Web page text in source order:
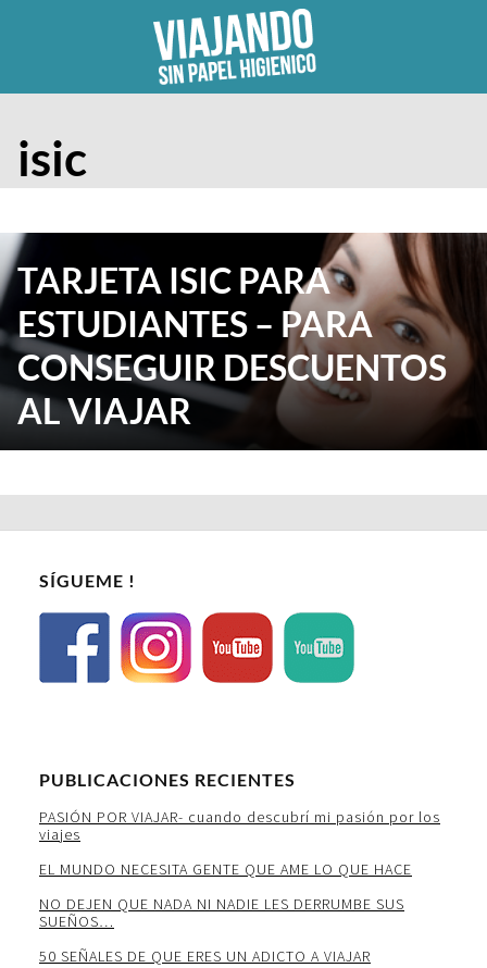
isic
TARJETA ISIC PARA
ESTUDIANTES – PARA
CONSEGUIR DESCUENTOS
AL VIAJAR
SÍGUEME !
PUBLICACIONES RECIENTES
PASIÓN POR VIAJAR- cuando descubrí mi pasión por los
viajes
EL MUNDO NECESITA GENTE QUE AME LO QUE HACE
NO DEJEN QUE NADA NI NADIE LES DERRUMBE SUS
SUEÑOS…
50 SEÑALES DE QUE ERES UN ADICTO A VIAJAR